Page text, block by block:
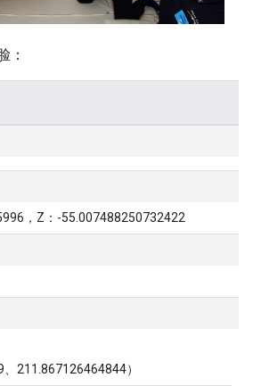
：
，Z：-55.007488250732422
211.867126464844）